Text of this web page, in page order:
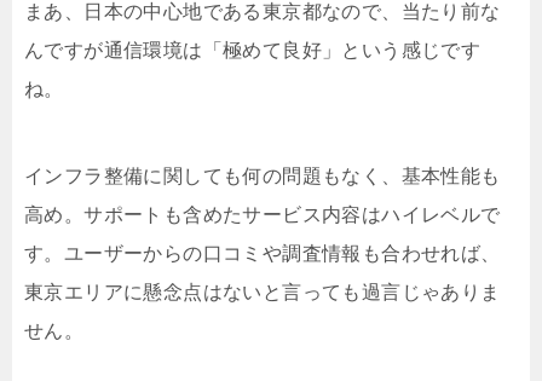
まあ、日本の中心地である東京都なので、当たり前な
んですが通信環境は「極めて良好」という感じです
ね。
インフラ整備に関しても何の問題もなく、基本性能も
高め。サポートも含めたサービス内容はハイレベルで
す。ユーザーからの口コミや調査情報も合わせれば、
東京エリアに懸念点はないと言っても過言じゃありま
せん。